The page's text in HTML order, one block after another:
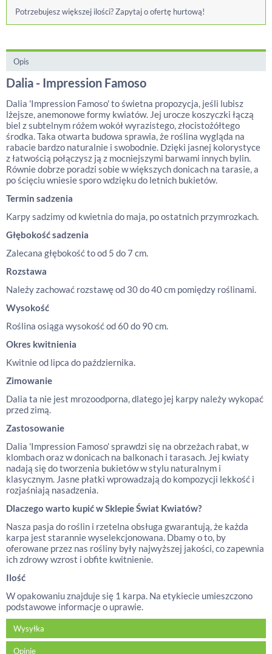
Potrzebujesz większej ilości? Zapytaj o ofertę hurtową!
Opis
Dalia - Impression Famoso
Dalia 'Impression Famoso' to świetna propozycja, jeśli lubisz
lżejsze, anemonowe formy kwiatów. Jej urocze koszyczki łączą
biel z subtelnym różem wokół wyrazistego, złocistożółtego
środka. Taka otwarta budowa sprawia, że roślina wygląda na
rabacie bardzo naturalnie i swobodnie. Dzięki jasnej kolorystyce
z łatwością połączysz ją z mocniejszymi barwami innych bylin.
Równie dobrze poradzi sobie w większych donicach na tarasie, a
po ścięciu wniesie sporo wdzięku do letnich bukietów.
Termin sadzenia
Karpy sadzimy od kwietnia do maja, po ostatnich przymrozkach.
Głębokość sadzenia
Zalecana głębokość to od 5 do 7 cm.
Rozstawa
Należy zachować rozstawę od 30 do 40 cm pomiędzy roślinami.
Wysokość
Roślina osiąga wysokość od 60 do 90 cm.
Okres kwitnienia
Kwitnie od lipca do października.
Zimowanie
Dalia ta nie jest mrozoodporna, dlatego jej karpy należy wykopać
przed zimą.
Zastosowanie
Dalia 'Impression Famoso' sprawdzi się na obrzeżach rabat, w
klombach oraz w donicach na balkonach i tarasach. Jej kwiaty
nadają się do tworzenia bukietów w stylu naturalnym i
klasycznym. Jasne płatki wprowadzają do kompozycji lekkość i
rozjaśniają nasadzenia.
Dlaczego warto kupić w Sklepie Świat Kwiatów?
Nasza pasja do roślin i rzetelna obsługa gwarantują, że każda
karpa jest starannie wyselekcjonowana. Dbamy o to, by
oferowane przez nas rośliny były najwyższej jakości, co zapewnia
ich zdrowy wzrost i obfite kwitnienie.
Ilość
W opakowaniu znajduje się 1 karpa. Na etykiecie umieszczono
podstawowe informacje o uprawie.
Wysyłka
Opinie